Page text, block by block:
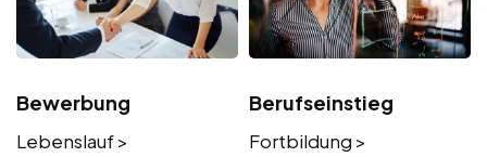
Bewerbung
Lebenslauf >
Berufseinstieg
Fortbildung >